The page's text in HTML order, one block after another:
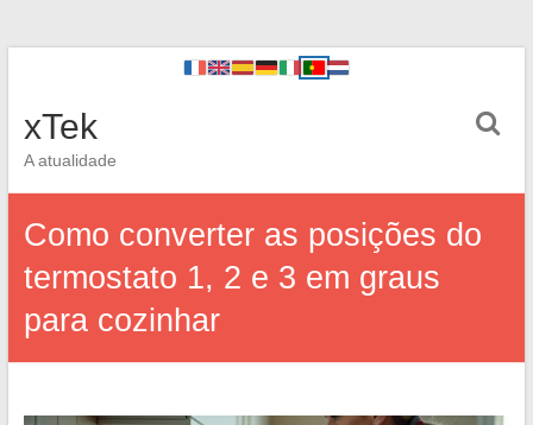
xTek
A atualidade
Como converter as posições do
termostato 1, 2 e 3 em graus
para cozinhar